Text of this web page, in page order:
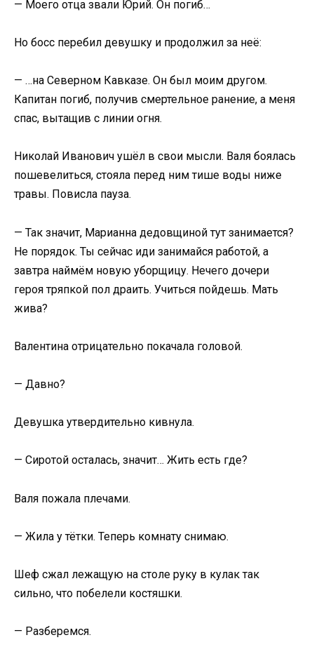
— Моего отца звали Юрий. Он погиб…
Но босс перебил девушку и продолжил за неё:
— …на Северном Кавказе. Он был моим другом.
Капитан погиб, получив смертельное ранение, а меня
спас, вытащив с линии огня.
Николай Иванович ушёл в свои мысли. Валя боялась
пошевелиться, стояла перед ним тише воды ниже
травы. Повисла пауза.
— Так значит, Марианна дедовщиной тут занимается?
Не порядок. Ты сейчас иди занимайся работой, а
завтра наймём новую уборщицу. Нечего дочери
героя тряпкой пол драить. Учиться пойдешь. Мать
жива?
Валентина отрицательно покачала головой.
— Давно?
Девушка утвердительно кивнула.
— Сиротой осталась, значит… Жить есть где?
Валя пожала плечами.
— Жила у тётки. Теперь комнату снимаю.
Шеф сжал лежащую на столе руку в кулак так
сильно, что побелели костяшки.
— Разберемся.